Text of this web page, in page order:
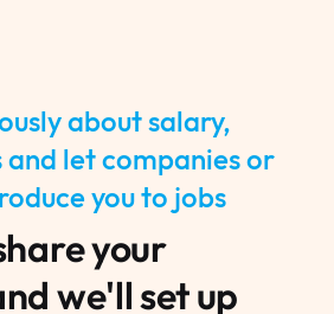
about salary,
and let companies or
you to jobs
your
we'll set up